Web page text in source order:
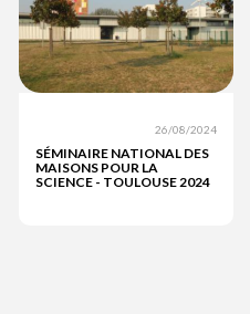
26/08/2024
SÉMINAIRE NATIONAL DES
MAISONS POUR LA
SCIENCE - TOULOUSE 2024